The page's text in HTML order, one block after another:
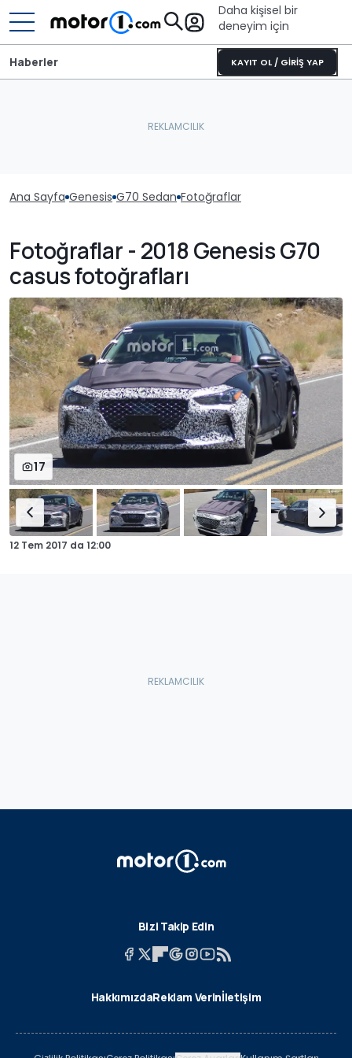
Daha kişisel bir
deneyim için
KAYIT OL / GİRİŞ YAP
Haberler
Ana Sayfa Genesis G70 Sedan Fotoğraflar
Fotoğraflar - 2018 Genesis G70
casus fotoğrafları
17
12 Tem 2017 da 12:00
Bizi Takip Edin
HakkımızdaReklam Verinİletişim